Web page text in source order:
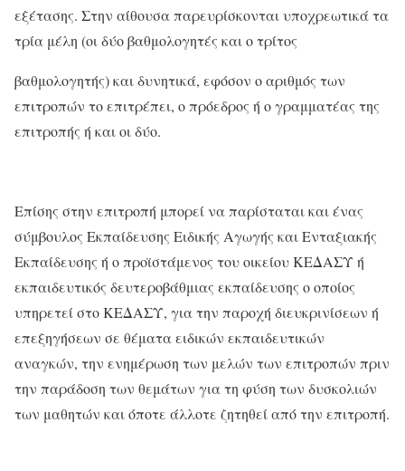
εξέτασης. Στην αίθουσα παρευρίσκονται υποχρεωτικά τα
τρία μέλη (οι δύο βαθμολογητές και ο τρίτος
βαθμολογητής) και δυνητικά, εφόσον ο αριθμός των
επιτροπών το επιτρέπει, ο πρόεδρος ή ο γραμματέας της
επιτροπής ή και οι δύο.
Επίσης στην επιτροπή μπορεί να παρίσταται και ένας
σύμβουλος Εκπαίδευσης Ειδικής Αγωγής και Ενταξιακής
Εκπαίδευσης ή ο προϊστάμενος του οικείου ΚΕΔΑΣΥ ή
εκπαιδευτικός δευτεροβάθμιας εκπαίδευσης ο οποίος
υπηρετεί στο ΚΕΔΑΣΥ, για την παροχή διευκρινίσεων ή
επεξηγήσεων σε θέματα ειδικών εκπαιδευτικών
αναγκών, την ενημέρωση των μελών των επιτροπών πριν
την παράδοση των θεμάτων για τη φύση των δυσκολιών
των μαθητών και όποτε άλλοτε ζητηθεί από την επιτροπή.